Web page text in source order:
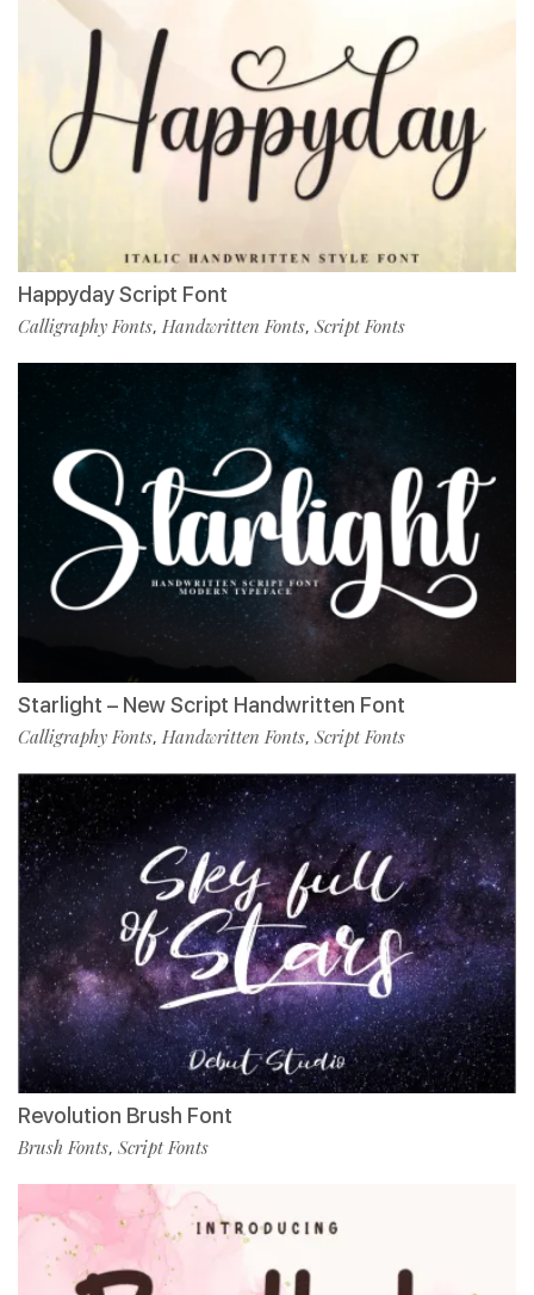
Happyday Script Font
Calligraphy Fonts, Handwritten Fonts, Script Fonts
Starlight – New Script Handwritten Font
Calligraphy Fonts, Handwritten Fonts, Script Fonts
Revolution Brush Font
Brush Fonts, Script Fonts